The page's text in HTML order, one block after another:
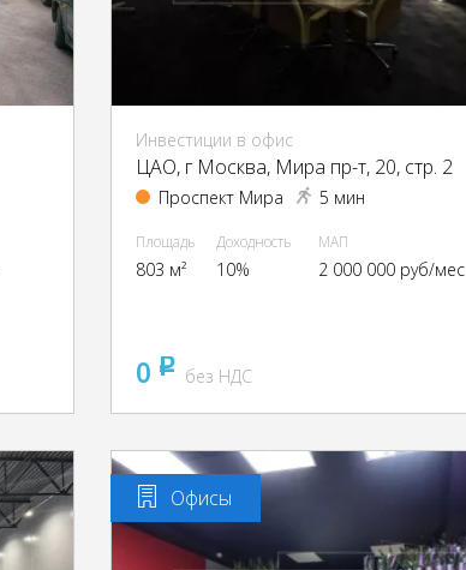
Инвестиции в офис
ЦАО, г Москва, Мира пр-т, 20, стр. 2
Проспект Мира 5 мин
Площадь
803 м²
Доходность
10%
МАП
2 000 000 руб/мес
0 pуббез НДС
Офисы